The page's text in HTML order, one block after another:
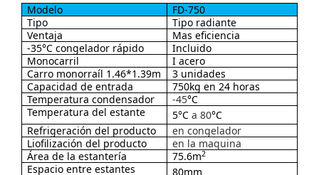
Modelo
FD-750
Tipo
Tipo radiante
Ventaja
Mas eficiencia
-35°C congelador rápido
Incluido
Monocarril
I acero
Carro monorraíl 1.46*1.39m
3 unidades
Capacidad de entrada
750kg en 24 horas
Temperatura condensador
-45°C
Temperatura del estante
5°C a 80°C
Refrigeración del producto
en congelador
Liofilización del producto
en la maquina
Área de la estantería
75.6m2
Espacio entre estantes
80mm